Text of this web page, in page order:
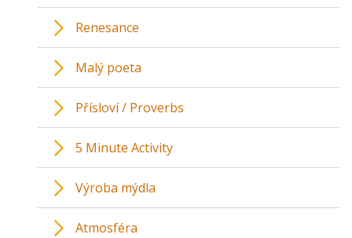
Renesance
Malý poeta
Přísloví / Proverbs
5 Minute Activity
Výroba mýdla
Atmosféra